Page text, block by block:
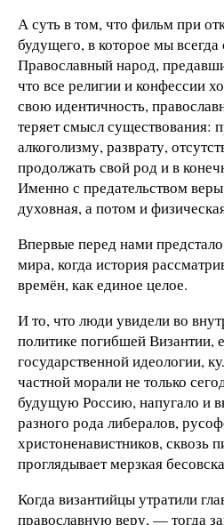
А суть в том, что фильм при
будущего, в которое мы всегда
Православный народ,
что все религии и конфессии
свою идентичность,
теряет смысл существования:
алкоголизму, разврату,
продолжать свой род и в
Именно с предательством
духовная, а потом и
Впервые перед нами
мира, когда история
времён, как единое целое.
И то, что люди увидели во
политике погибшей Византии,
государственной идеологии,
частной морали не только
будущую Россию, напугало и
разного рода либералов,
христоненавистников, сквозь
проглядывает мерзкая
Когда византийцы утратили
православную веру, — тогда